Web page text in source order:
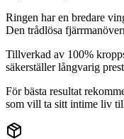
Ringen har en bredare
Den trådlösa
Tillverkad av 100%
säkerställer långvarig
För bästa resultat
som vill ta sitt intime liv